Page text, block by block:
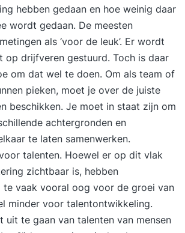
hebben gedaan en hoe weinig daar
wordt gedaan. De meesten
als ‘voor de leuk’. Er wordt
op drijfveren gestuurd. Toch is daar
om dat wel te doen. Om als team of
pieken, moet je over de juiste
beschikken. Je moet in staat zijn om
achtergronden en
te laten samenwerken.
talenten. Hoewel er op dit vlak
zichtbaar is, hebben
te vaak vooral oog voor de groei van
minder voor talentontwikkeling.
uit te gaan van talenten van mensen